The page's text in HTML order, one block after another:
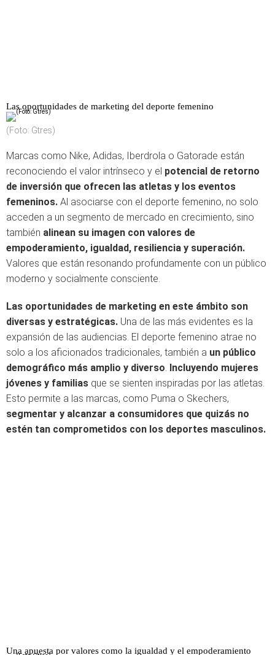
Las oportunidades de marketing del deporte femenino
(Foto: Gtres)
Marcas como Nike, Adidas, Iberdrola o Gatorade están
reconociendo el valor intrínseco y el potencial de retorno
de inversión que ofrecen las atletas y los eventos
femeninos. Al asociarse con el deporte femenino, no solo
acceden a un segmento de mercado en crecimiento, sino
también alinean su imagen con valores de
empoderamiento, igualdad, resiliencia y superación.
Valores que están resonando profundamente con un público
moderno y socialmente consciente.
Las oportunidades de marketing en este ámbito son
diversas y estratégicas. Una de las más evidentes es la
expansión de las audiencias. El deporte femenino atrae no
solo a los aficionados tradicionales, también a un público
demográfico más amplio y diverso. Incluyendo mujeres
jóvenes y familias que se sienten inspiradas por las atletas.
Esto permite a las marcas, como Puma o Skechers,
segmentar y alcanzar a consumidores que quizás no
estén tan comprometidos con los deportes masculinos.
Una apuesta por valores como la igualdad y el empoderamiento